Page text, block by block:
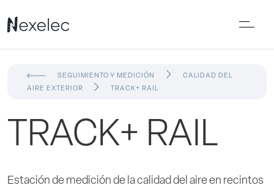
SEGUIMIENTO Y MEDICIÓN
CALIDAD DEL
AIRE EXTERIOR
TRACK+ RAIL
TRACK+ RAIL
Estación de medición de la calidad del aire en recintos